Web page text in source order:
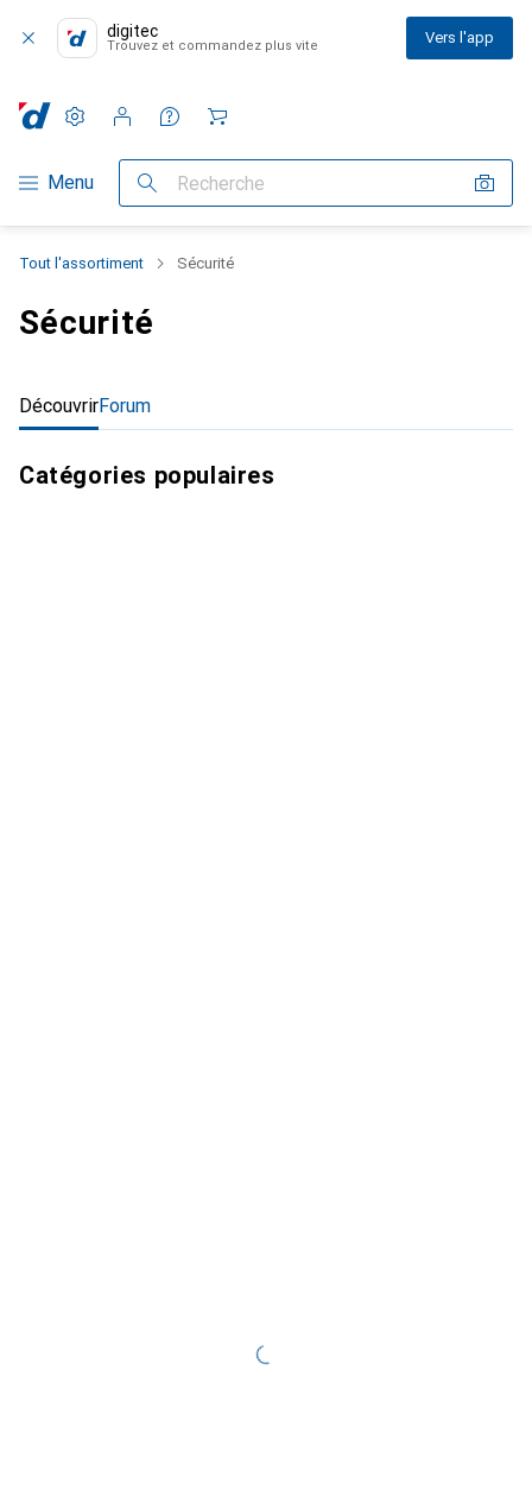
digitec
Trouvez et commandez plus vite Vers l'app
Navigation par catégorie
Menu Recherche
Paramètres
Compte client
Listes de comparaison
Listes d'envies
Panier
Tout l'assortiment Sécurité
Sécurité
DécouvrirForum
Catégories populaires